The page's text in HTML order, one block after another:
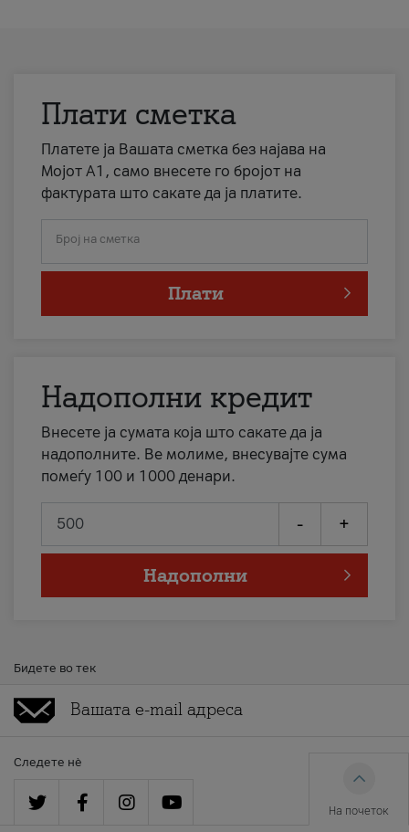
Плати сметка
Платете ја Вашата сметка без најава на
Мојот А1, само внесете го бројот на
фактурата што сакате да ја платите.
Број на сметка
Плати
Надополни кредит
Внесете ја сумата која што сакате да ја
надополните. Ве молиме, внесувајте сума
помеѓу 100 и 1000 денари.
- +
Надополни
Бидете во тек
Следете нè
На почеток